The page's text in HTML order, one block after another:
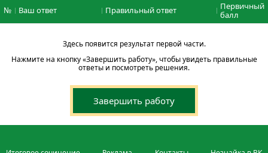
№ Ваш ответ Правильный ответ
Первичный
балл
Здесь появится результат первой части.
Нажмите на кнопку «Завершить работу», чтобы увидеть правильные
ответы и посмотреть решения.
Завершить работу